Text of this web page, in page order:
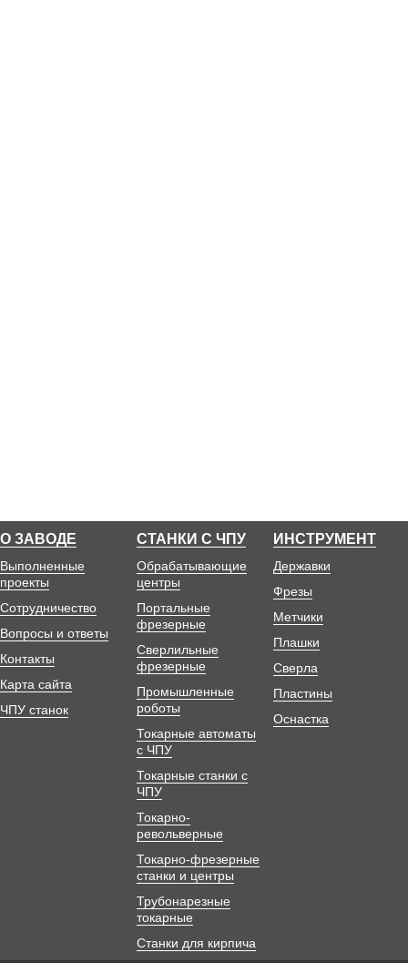
О ЗАВОДЕ
Выполненные
проекты
Сотрудничество
Вопросы и ответы
Контакты
Карта сайта
ЧПУ станок
СТАНКИ С ЧПУ
Обрабатывающие
центры
Портальные
фрезерные
Сверлильные
фрезерные
Промышленные
роботы
Токарные автоматы
с ЧПУ
Токарные станки с
ЧПУ
Токарно-
револьверные
Токарно-фрезерные
станки и центры
Трубонарезные
токарные
Станки для кирпича
ИНСТРУМЕНТ
Державки
Фрезы
Метчики
Плашки
Сверла
Пластины
Оснастка